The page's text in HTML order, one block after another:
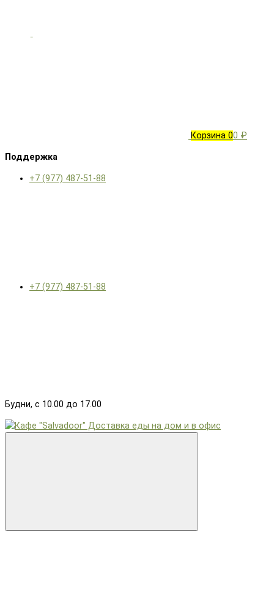
Корзина 00 ₽
Поддержка
+7 (977) 487-51-88
+7 (977) 487-51-88
Будни, с 10.00 до 17.00